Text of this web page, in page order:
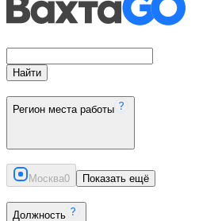
Найти
Регион места работы
Москва0 Показать ещё
Должность